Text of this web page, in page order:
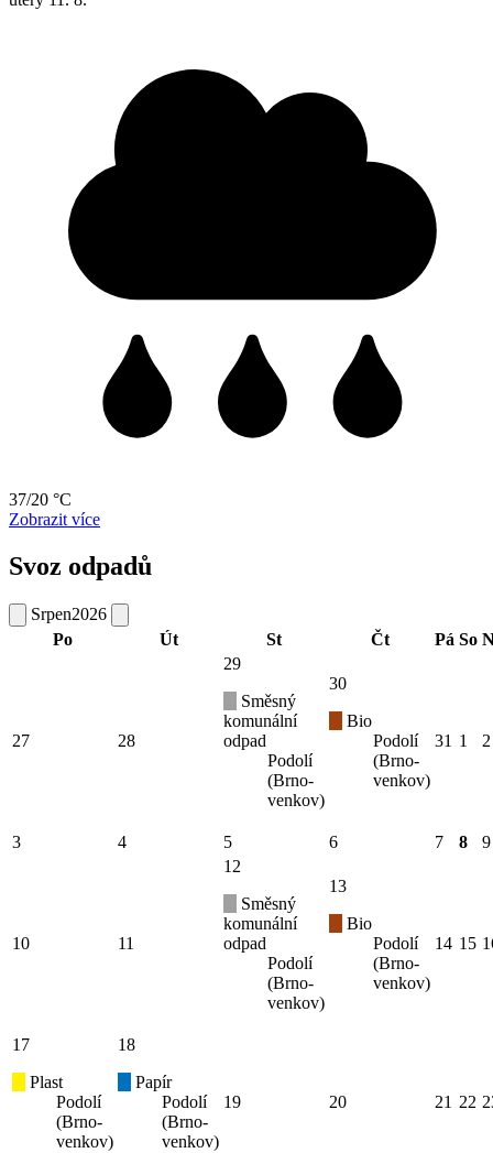
37/20 °C
Zobrazit více
Svoz odpadů
Srpen2026
Po
Út St Čt Pá So
27 28
29
Směsný
komunální
odpad
Podolí
(Brno-
venkov)
30
Bio
Podolí
(Brno-
venkov)
31 1 2
3 4 5 6 7 8 9
10 11
12
Směsný
komunální
odpad
Podolí
(Brno-
venkov)
13
Bio
Podolí
(Brno-
venkov)
14 15
17
Plast
Podolí
(Brno-
venkov)
18
Papír
Podolí
(Brno-
venkov)
19 20 21 22